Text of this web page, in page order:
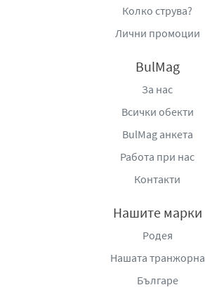
Колко струва?
Лични промоции
BulMag
За нас
Всички обекти
BulMag анкета
Работа при нас
Контакти
Нашите марки
Родея
Нашата транжорна
Българе